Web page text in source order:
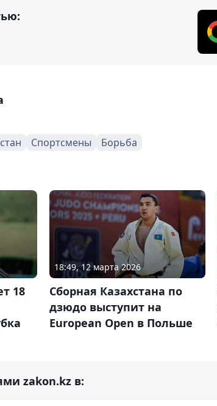
Спортсмены Борьба
18
18:49, 12 марта 2026
Сборная Казахстана по
дзюдо выступит на
European Open в Польше
zakon.kz в: